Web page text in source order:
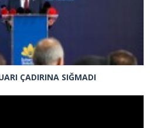
ÇADIRINA SIĞMADI